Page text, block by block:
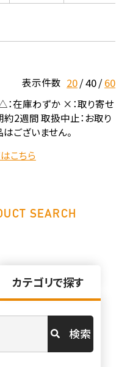
表示件数 20 40 60
在庫わずか ×：取り寄せ
2週間 取扱中止：お取り
ございません。
こちら
SEARCH
カテゴリで探す
検索